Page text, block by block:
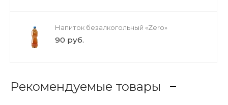
Напиток безалкогольный «Zero»
90 руб.
Рекомендуемые товары